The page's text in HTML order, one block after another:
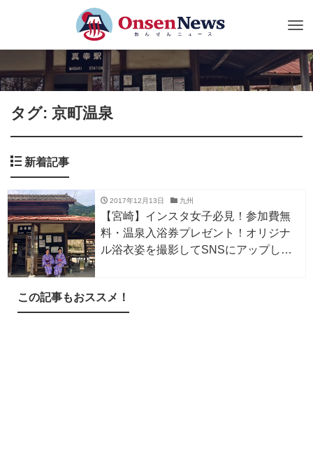
タグ: 京町温泉
新着記事
2017年12月13日 九州
【宮崎】インスタ女子必見！参加費無
料・温泉入浴券プレゼント！オリジナ
ル浴衣姿を撮影してSNSにアップして
この記事もおススメ！